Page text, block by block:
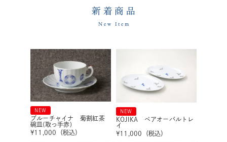
新着商品
New Item
NEW
ブルーチャイナ 菊割紅茶
碗皿(取っ手赤)
¥11,000 （税込）
NEW
KOJIKA ペアオーバルトレ
イ
¥11,000 （税込）